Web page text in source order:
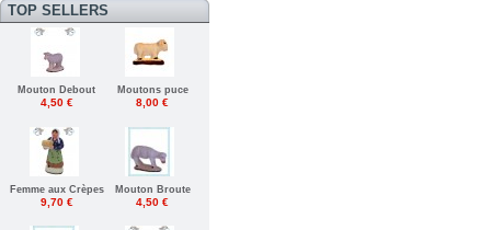
TOP SELLERS
Mouton Debout
4,50 €
Moutons puce
8,00 €
Femme aux Crèpes
9,70 €
Mouton Broute
4,50 €